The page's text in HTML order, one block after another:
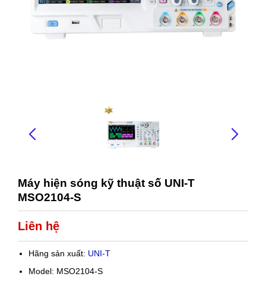
Máy hiện sóng kỹ thuật số UNI-T
MSO2104-S
Liên hệ
Hãng sản xuất: UNI-T
Model: MSO2104-S